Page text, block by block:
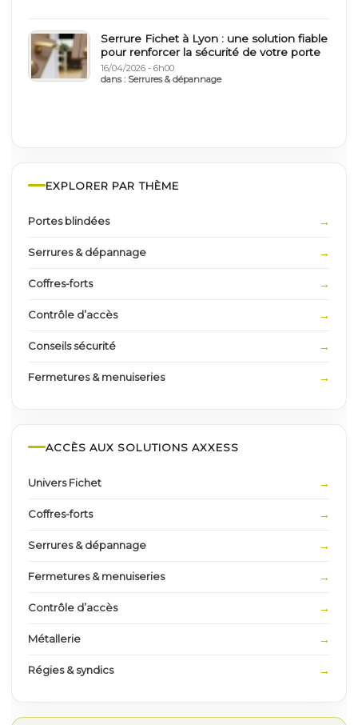
Serrure Fichet à Lyon : une solution fiable
pour renforcer la sécurité de votre porte
16/04/2026 - 6h00
dans : Serrures & dépannage
EXPLORER PAR THÈME
Portes blindées
Serrures & dépannage
Coffres-forts
Contrôle d’accès
Conseils sécurité
Fermetures & menuiseries
ACCÈS AUX SOLUTIONS AXXESS
Univers Fichet
Coffres-forts
Serrures & dépannage
Fermetures & menuiseries
Contrôle d’accès
Métallerie
Régies & syndics